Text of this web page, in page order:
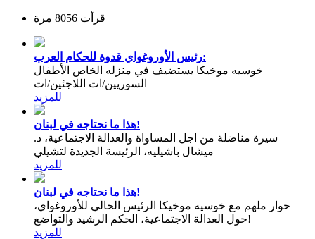
قرأت 8056 مرة
رئيس الأوروغواي قدوة للحكام العرب:
خوسيه موخيكا يستضيف في منزله الخاص الأطفال
السوريين/ات اللاجئين/ات
للمزيد
هذا ما نحتاجه في لبنان!
سيرة مناضلة من اجل المساواة والعدالة الاجتماعية، د.
ميشال باشيليه، الرئيسة الجديدة لتشيلي
للمزيد
هذا ما نحتاجه في لبنان!
حوار ملهم مع خوسيه موخيكا الرئيس الحالي للأوروغواي،
حول العدالة الاجتماعية، الحكم الرشيد والتواضع!
للمزيد